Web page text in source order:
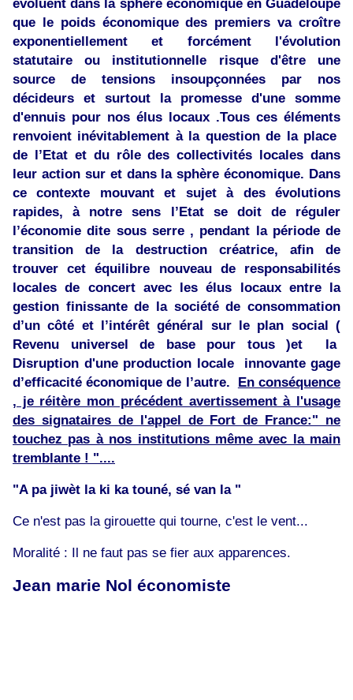
évoluent dans la sphère économique en Guadeloupe
que le poids économique des premiers va croître
exponentiellement et forcément l'évolution
statutaire ou institutionnelle risque d'être une
source de tensions insoupçonnées par nos
décideurs et surtout la promesse d'une somme
d'ennuis pour nos élus locaux .Tous ces éléments
renvoient inévitablement à la question de la place
de l’Etat et du rôle des collectivités locales dans
leur action sur et dans la sphère économique. Dans
ce contexte mouvant et sujet à des évolutions
rapides, à notre sens l’Etat se doit de réguler
l’économie dite sous serre , pendant la période de
transition de la destruction créatrice, afin de
trouver cet équilibre nouveau de responsabilités
locales de concert avec les élus locaux entre la
gestion finissante de la société de consommation
d’un côté et l’intérêt général sur le plan social (
Revenu universel de base pour tous )et la
Disruption d'une production locale innovante gage
d’efficacité économique de l’autre. En conséquence
, je réitère mon précédent avertissement à l'usage
des signataires de l'appel de Fort de France:" ne
touchez pas à nos institutions même avec la main
tremblante ! "....
"A pa jiwèt la ki ka touné, sé van la "
Ce n'est pas la girouette qui tourne, c'est le vent...
Moralité : Il ne faut pas se fier aux apparences.
Jean marie Nol économiste